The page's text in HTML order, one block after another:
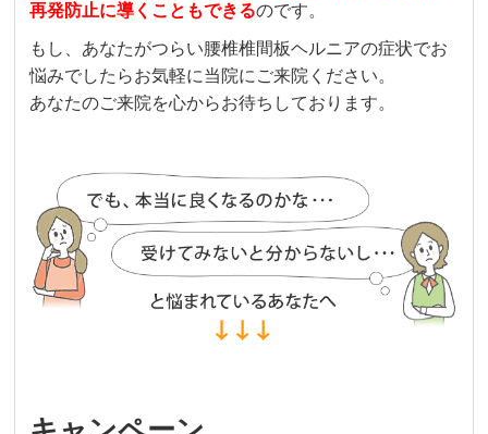
再発防止に導くこともできるのです。
もし、あなたがつらい腰椎椎間板ヘルニアの症状でお
悩みでしたらお気軽に当院にご来院ください。
あなたのご来院を心からお待ちしております。